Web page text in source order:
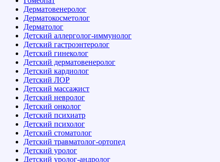
Дерматовенеролог
Дерматокосметолог
Дерматолог
Детский аллерголог-иммунолог
Детский гастроэнтеролог
Детский гинеколог
Детский дерматовенеролог
Детский кардиолог
Детский ЛОР
Детский массажист
Детский невролог
Детский онколог
Детский психиатр
Детский психолог
Детский стоматолог
Детский травматолог-ортопед
Детский уролог
Детский уролог-андролог